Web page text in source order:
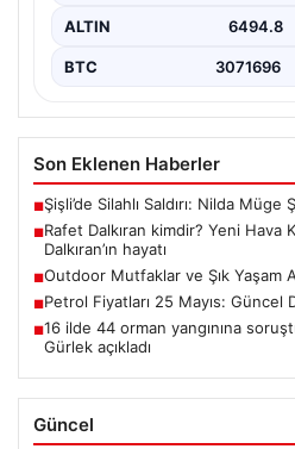
ALTIN 6494.8
BTC 3071696
Son Eklenen Haberler
■Şişli’de Silahlı Saldırı: Nilda Müge
■Rafet Dalkıran kimdir? Yeni Hava
Dalkıran’ın hayatı
■Outdoor Mutfaklar ve Şık Yaşam
■Petrol Fiyatları 25 Mayıs: Güncel
■16 ilde 44 orman yangınına
Gürlek açıkladı
Güncel